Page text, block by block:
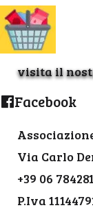
visita il
Facebook
Via Carlo
+39 06
P.Iva